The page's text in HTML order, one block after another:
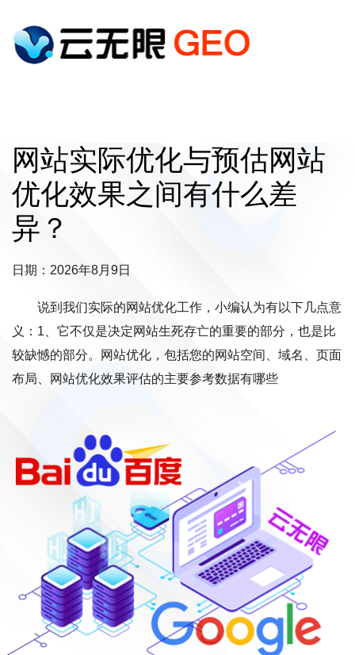
网站实际优化与预估网站
优化效果之间有什么差
异？
日期：2026年8月9日
说到我们实际的网站优化工作，小编认为有以下几点意
义：1、它不仅是决定网站生死存亡的重要的部分，也是比
较缺憾的部分。网站优化，包括您的网站空间、域名、页面
布局、网站优化效果评估的主要参考数据有哪些